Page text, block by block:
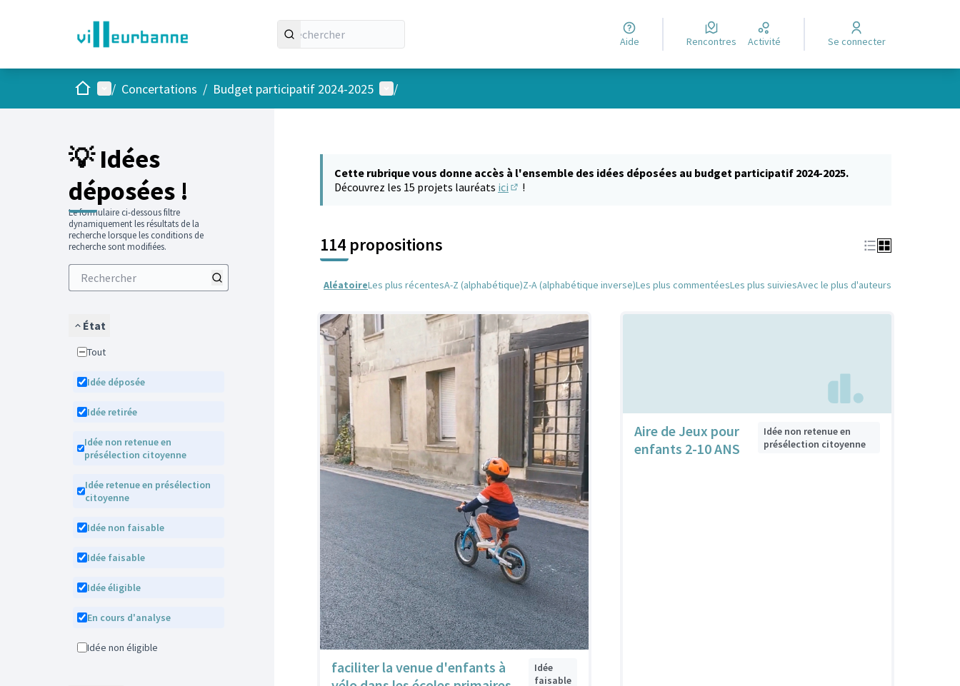
Aide Rencontres Activité Se connecter
AccueilMenu principal
/ Concertations / Budget participatif 2024-2025 Menu utilisateur
/
💡 Idées
déposées !
Le formulaire ci-dessous filtre
dynamiquement les résultats de la
recherche lorsque les conditions de
recherche sont modifiées.
État
Tout
Idée déposée
Idée retirée
Idée non retenue en
présélection citoyenne
Idée retenue en présélection
citoyenne
Idée non faisable
Idée faisable
Idée éligible
En cours d'analyse
Idée non éligible
Cette rubrique vous donne accès à l'ensemble des idées déposées au budget participatif 2024-2025.
Découvrez les 15 projets lauréats ici !
114 propositions
AléatoireLes plus récentesA-Z (alphabétique)Z-A (alphabétique inverse)Les plus commentéesLes plus suiviesAvec le plus d'auteurs
faciliter la venue d'enfants à
Idée
faisable
Aire de Jeux pour
enfants 2-10 ANS
Idée non retenue en
présélection citoyenne